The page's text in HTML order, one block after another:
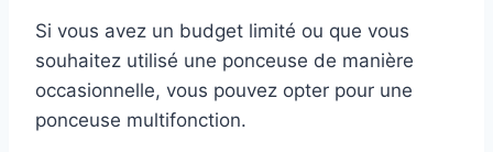
Si vous avez un budget limité ou que vous
souhaitez utilisé une ponceuse de manière
occasionnelle, vous pouvez opter pour une
ponceuse multifonction.